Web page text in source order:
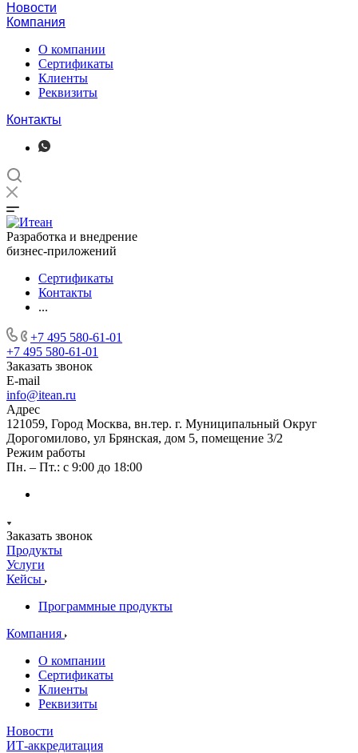
Новости
Компания
О компании
Сертификаты
Клиенты
Реквизиты
Контакты
Разработка и внедрение
бизнес-приложений
Сертификаты
Контакты
...
+7 495 580-61-01
+7 495 580-61-01
Заказать звонок
E-mail
info@itean.ru
Адрес
121059, Город Москва, вн.тер. г. Муниципальный Округ
Дорогомилово, ул Брянская, дом 5, помещение 3/2
Режим работы
Пн. – Пт.: с 9:00 до 18:00
Заказать звонок
Продукты
Услуги
Кейсы
Программные продукты
Компания
О компании
Сертификаты
Клиенты
Реквизиты
Новости
ИТ-аккредитация